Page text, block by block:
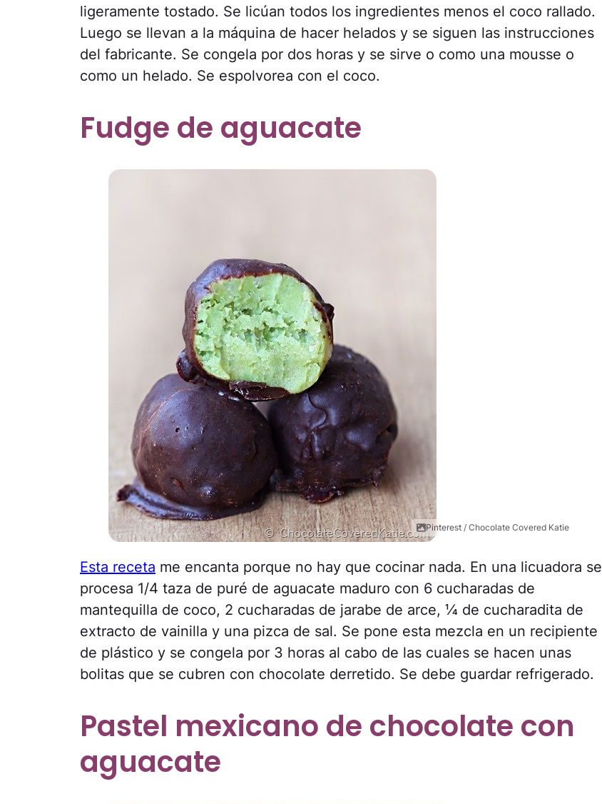
ligeramente tostado. Se licúan todos los ingredientes menos el coco rallado.
Luego se llevan a la máquina de hacer helados y se siguen las instrucciones
del fabricante. Se congela por dos horas y se sirve o como una mousse o
como un helado. Se espolvorea con el coco.
Fudge de aguacate
Pinterest / Chocolate Covered Katie
Esta receta me encanta porque no hay que cocinar nada. En una licuadora se
procesa 1/4 taza de puré de aguacate maduro con 6 cucharadas de
mantequilla de coco, 2 cucharadas de jarabe de arce, ¼ de cucharadita de
extracto de vainilla y una pizca de sal. Se pone esta mezcla en un recipiente
de plástico y se congela por 3 horas al cabo de las cuales se hacen unas
bolitas que se cubren con chocolate derretido. Se debe guardar refrigerado.
Pastel mexicano de chocolate con
aguacate